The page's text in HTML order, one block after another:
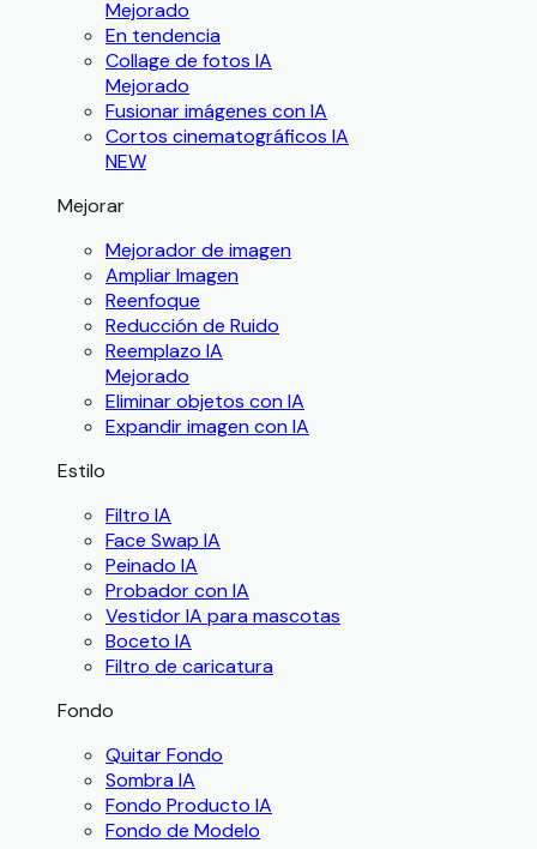
Mejorado
En tendencia
Collage de fotos IA
Mejorado
Fusionar imágenes con IA
Cortos cinematográficos IA
NEW
Mejorar
Mejorador de imagen
Ampliar Imagen
Reenfoque
Reducción de Ruido
Reemplazo IA
Mejorado
Eliminar objetos con IA
Expandir imagen con IA
Estilo
Filtro IA
Face Swap IA
Peinado IA
Probador con IA
Vestidor IA para mascotas
Boceto IA
Filtro de caricatura
Fondo
Quitar Fondo
Sombra IA
Fondo Producto IA
Fondo de Modelo